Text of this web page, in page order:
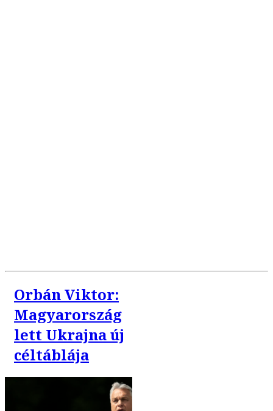
Orbán Viktor:
Magyarország
lett Ukrajna új
céltáblája